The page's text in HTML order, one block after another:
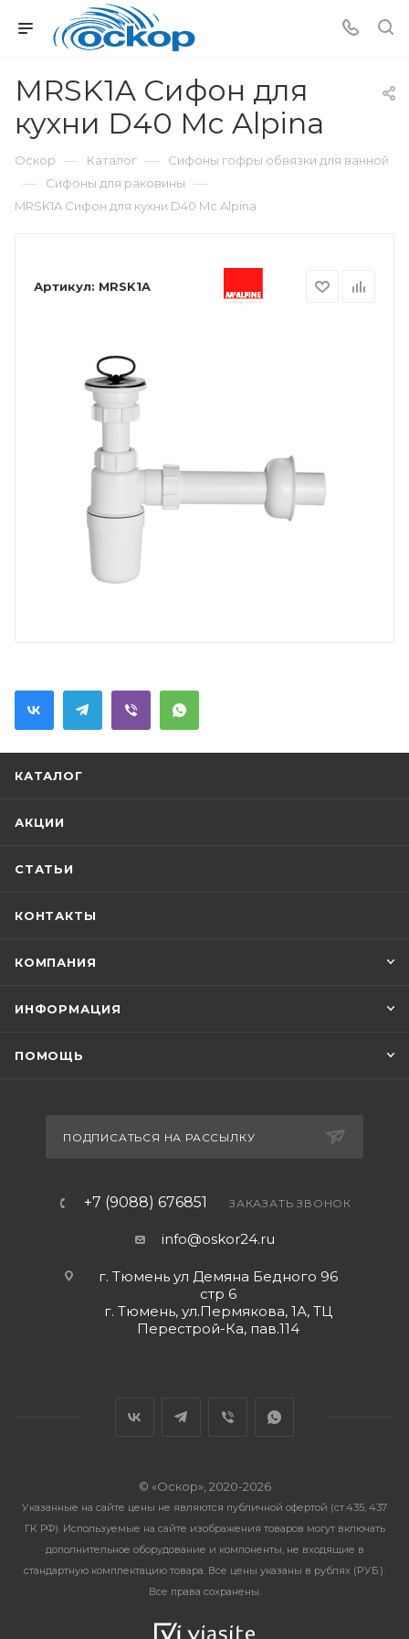
MRSK1A Сифон для
кухни D40 Mc Alpina
Оскор — Каталог — Сифоны гофры обвязки для ванной
— Сифоны для раковины —
MRSK1A Сифон для кухни D40 Mc Alpina
Артикул: MRSK1A
КАТАЛОГ
АКЦИИ
СТАТЬИ
КОНТАКТЫ
КОМПАНИЯ
ИНФОРМАЦИЯ
ПОМОЩЬ
ПОДПИСАТЬСЯ НА РАССЫЛКУ
+7 (9088) 676851 ЗАКАЗАТЬ ЗВОНОК
info@oskor24.ru
г. Тюмень ул Демяна Бедного 96
стр 6
г. Тюмень, ул.Пермякова, 1А, ТЦ
Перестрой-Ка, пав.114
© «Оскор», 2020-2026
Указанные на сайте цены не являются публичной офертой (ст.435, 437
ГК РФ). Используемые на сайте изображения товаров могут включать
дополнительное оборудование и компоненты, не входящие в
стандартную комплектацию товара. Все цены указаны в рублях (PУБ.).
Все права сохранены.